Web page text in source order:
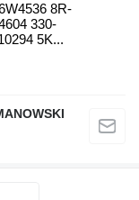
8R-
330-
5K...